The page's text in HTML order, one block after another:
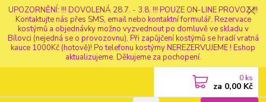
UPOZORNĚNÍ: !!! DOVOLENÁ 28.7. - 3.8. !!! POUZE ON-LINE PROVOZ !!!
Kontaktujte nás přes SMS, email nebo kontaktní formulář. Rezervace
kostýmů a objednávky možno vyzvednout po domluvě ve skladu v
Bílovci (nejedná se o provozovnu). Při zapůjčení kostýmů se hradí vratná
kauce 1000Kč (hotově)! Po telefonu kostýmy NEREZERVUJEME ! Eshop
aktualizujeme. Děkujeme za pochopení.
0 ks
za 0,00 Kč